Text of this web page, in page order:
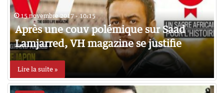
15 novembre 2017 - 10:15
Après une couv polémique sur Saad
Lamjarred, VH magazine se justifie
Lire la suite »